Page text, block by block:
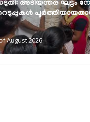
അമ്പലപ്പുഴയിലെ
പ്രദേശങ്ങൾ
വേണുഗോപാൽ
2nd of August 2026